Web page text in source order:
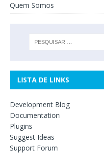
Quem Somos
LISTA DE LINKS
Development Blog
Documentation
Plugins
Suggest Ideas
Support Forum